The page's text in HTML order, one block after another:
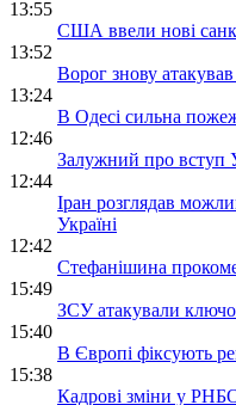
13:55
США ввели нові
13:52
Ворог знову
13:24
В Одесі сильна
12:46
Залужний про
12:44
Іран розглядав
Україні
12:42
Стефанішина
15:49
ЗСУ атакували
15:40
В Європі фіксують
15:38
Кадрові зміни у